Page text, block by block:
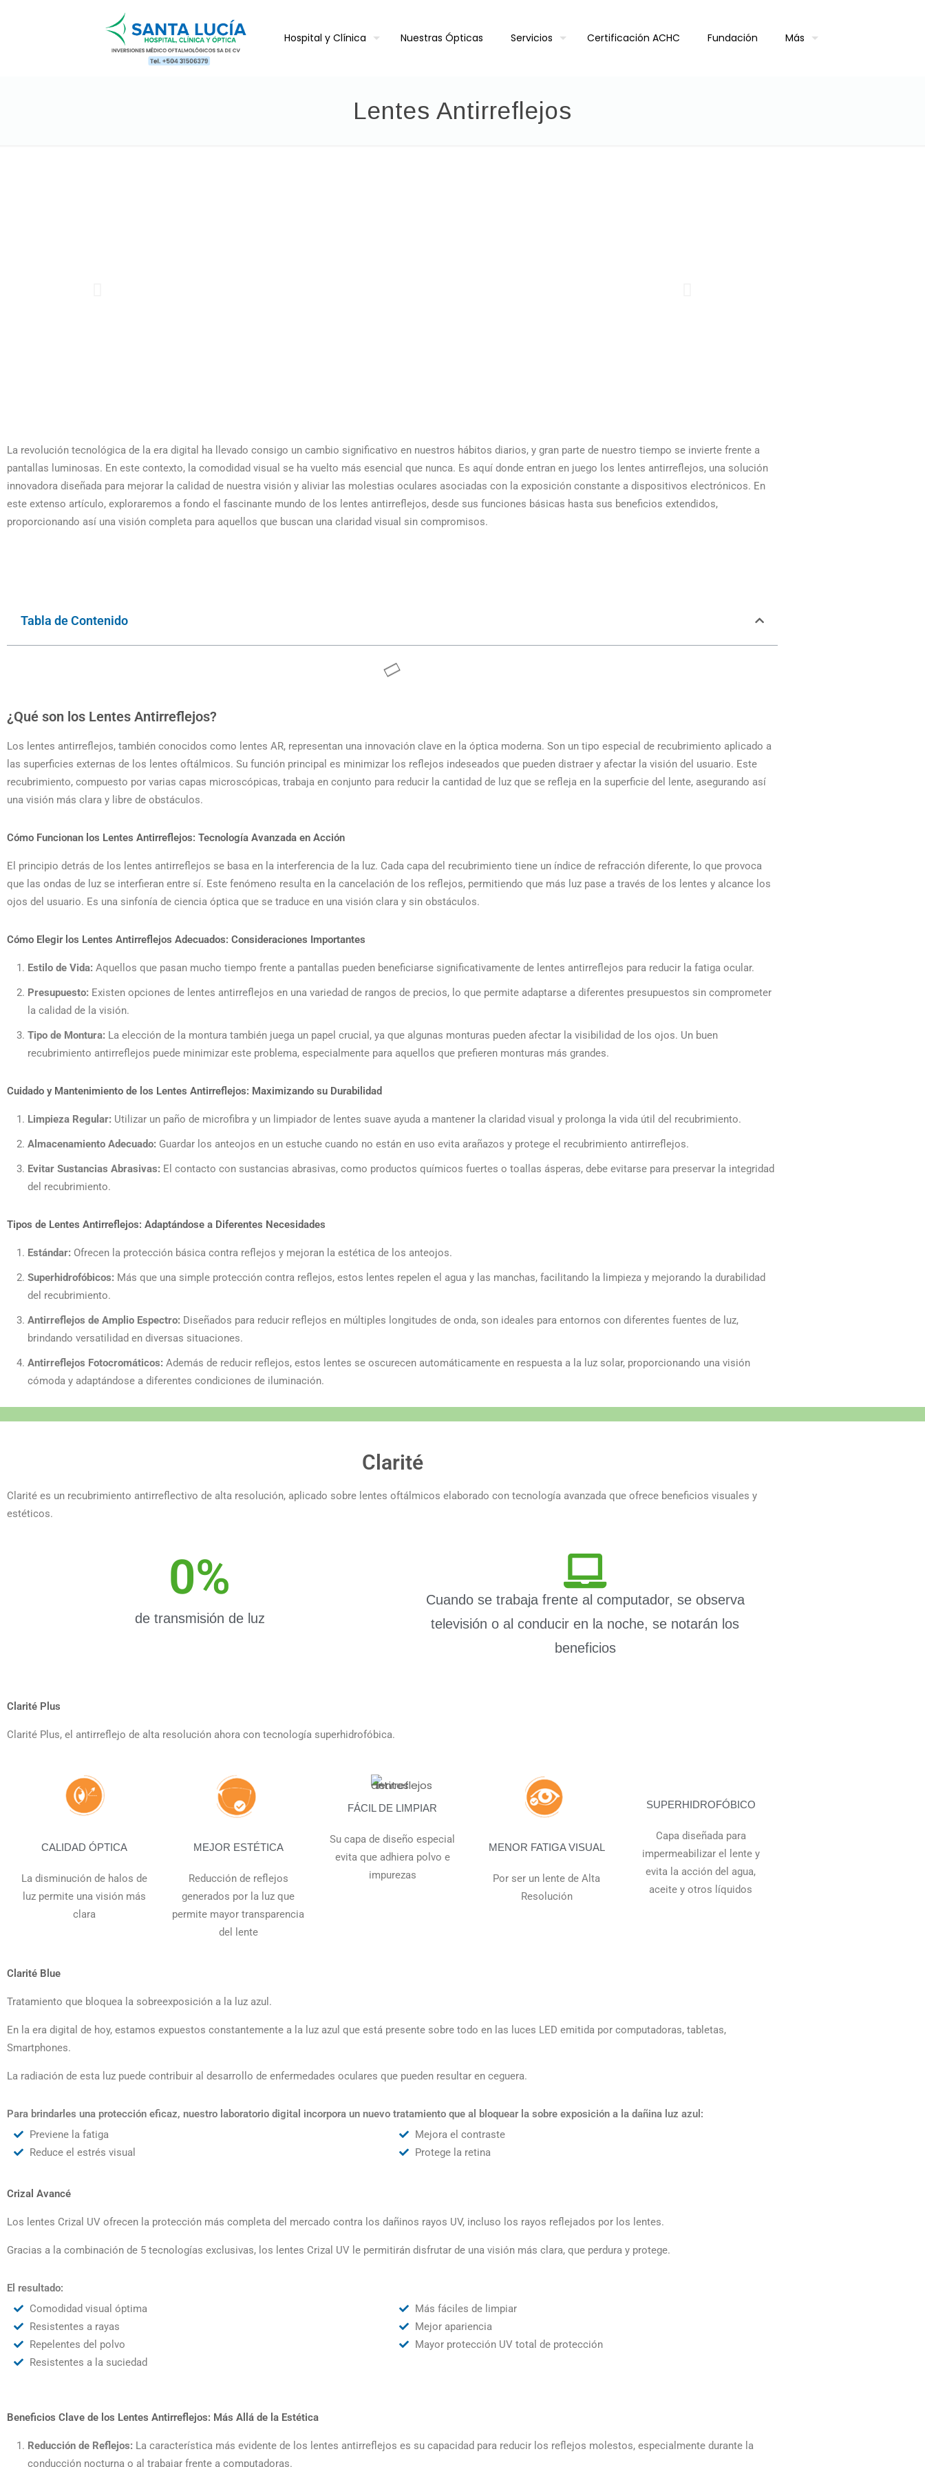
Hospital y Clínica Nuestras Ópticas Servicios Certificación ACHC Fundación Más
Lentes Antirreflejos
La revolución tecnológica de la era digital ha llevado consigo un cambio significativo en nuestros hábitos diarios, y gran parte de nuestro tiempo se invierte frente a
pantallas luminosas. En este contexto, la comodidad visual se ha vuelto más esencial que nunca. Es aquí donde entran en juego los lentes antirreflejos, una solución
innovadora diseñada para mejorar la calidad de nuestra visión y aliviar las molestias oculares asociadas con la exposición constante a dispositivos electrónicos. En
este extenso artículo, exploraremos a fondo el fascinante mundo de los lentes antirreflejos, desde sus funciones básicas hasta sus beneficios extendidos,
proporcionando así una visión completa para aquellos que buscan una claridad visual sin compromisos.
Tabla de Contenido
¿Qué son los Lentes Antirreflejos?
Los lentes antirreflejos, también conocidos como lentes AR, representan una innovación clave en la óptica moderna. Son un tipo especial de recubrimiento aplicado a
las superficies externas de los lentes oftálmicos. Su función principal es minimizar los reflejos indeseados que pueden distraer y afectar la visión del usuario. Este
recubrimiento, compuesto por varias capas microscópicas, trabaja en conjunto para reducir la cantidad de luz que se refleja en la superficie del lente, asegurando así
una visión más clara y libre de obstáculos.
Cómo Funcionan los Lentes Antirreflejos: Tecnología Avanzada en Acción
El principio detrás de los lentes antirreflejos se basa en la interferencia de la luz. Cada capa del recubrimiento tiene un índice de refracción diferente, lo que provoca
que las ondas de luz se interfieran entre sí. Este fenómeno resulta en la cancelación de los reflejos, permitiendo que más luz pase a través de los lentes y alcance los
ojos del usuario. Es una sinfonía de ciencia óptica que se traduce en una visión clara y sin obstáculos.
Cómo Elegir los Lentes Antirreflejos Adecuados: Consideraciones Importantes
Estilo de Vida: Aquellos que pasan mucho tiempo frente a pantallas pueden beneficiarse significativamente de lentes antirreflejos para reducir la fatiga ocular.
Presupuesto: Existen opciones de lentes antirreflejos en una variedad de rangos de precios, lo que permite adaptarse a diferentes presupuestos sin comprometer
la calidad de la visión.
Tipo de Montura: La elección de la montura también juega un papel crucial, ya que algunas monturas pueden afectar la visibilidad de los ojos. Un buen
recubrimiento antirreflejos puede minimizar este problema, especialmente para aquellos que prefieren monturas más grandes.
Cuidado y Mantenimiento de los Lentes Antirreflejos: Maximizando su Durabilidad
Limpieza Regular: Utilizar un paño de microfibra y un limpiador de lentes suave ayuda a mantener la claridad visual y prolonga la vida útil del recubrimiento.
Almacenamiento Adecuado: Guardar los anteojos en un estuche cuando no están en uso evita arañazos y protege el recubrimiento antirreflejos.
Evitar Sustancias Abrasivas: El contacto con sustancias abrasivas, como productos químicos fuertes o toallas ásperas, debe evitarse para preservar la integridad
del recubrimiento.
Tipos de Lentes Antirreflejos: Adaptándose a Diferentes Necesidades
Estándar: Ofrecen la protección básica contra reflejos y mejoran la estética de los anteojos.
Superhidrofóbicos: Más que una simple protección contra reflejos, estos lentes repelen el agua y las manchas, facilitando la limpieza y mejorando la durabilidad
del recubrimiento.
Antirreflejos de Amplio Espectro: Diseñados para reducir reflejos en múltiples longitudes de onda, son ideales para entornos con diferentes fuentes de luz,
brindando versatilidad en diversas situaciones.
Antirreflejos Fotocromáticos: Además de reducir reflejos, estos lentes se oscurecen automáticamente en respuesta a la luz solar, proporcionando una visión
cómoda y adaptándose a diferentes condiciones de iluminación.
Clarité
Clarité es un recubrimiento antirreflectivo de alta resolución, aplicado sobre lentes oftálmicos elaborado con tecnología avanzada que ofrece beneficios visuales y
estéticos.
de transmisión de luz
0%
Cuando se trabaja frente al computador, se observa
televisión o al conducir en la noche, se notarán los
beneficios
Clarité Plus
Clarité Plus, el antirreflejo de alta resolución ahora con tecnología superhidrofóbica.
CALIDAD ÓPTICA
La disminución de halos de
luz permite una visión más
clara
MEJOR ESTÉTICA
Reducción de reflejos
generados por la luz que
permite mayor transparencia
del lente
FÁCIL DE LIMPIAR
Su capa de diseño especial
evita que adhiera polvo e
impurezas
MENOR FATIGA VISUAL
Por ser un lente de Alta
Resolución
SUPERHIDROFÓBICO
Capa diseñada para
impermeabilizar el lente y
evita la acción del agua,
aceite y otros líquidos
Clarité Blue
Tratamiento que bloquea la sobreexposición a la luz azul.
En la era digital de hoy, estamos expuestos constantemente a la luz azul que está presente sobre todo en las luces LED emitida por computadoras, tabletas,
Smartphones.
La radiación de esta luz puede contribuir al desarrollo de enfermedades oculares que pueden resultar en ceguera.
Para brindarles una protección eficaz, nuestro laboratorio digital incorpora un nuevo tratamiento que al bloquear la sobre exposición a la dañina luz azul:
Previene la fatiga
Reduce el estrés visual
Mejora el contraste
Protege la retina
Crizal Avancé
Los lentes Crizal UV ofrecen la protección más completa del mercado contra los dañinos rayos UV, incluso los rayos reflejados por los lentes.
Gracias a la combinación de 5 tecnologías exclusivas, los lentes Crizal UV le permitirán disfrutar de una visión más clara, que perdura y protege.
El resultado:
Comodidad visual óptima
Resistentes a rayas
Repelentes del polvo
Resistentes a la suciedad
Más fáciles de limpiar
Mejor apariencia
Mayor protección UV total de protección
Beneficios Clave de los Lentes Antirreflejos: Más Allá de la Estética
Reducción de Reflejos: La característica más evidente de los lentes antirreflejos es su capacidad para reducir los reflejos molestos, especialmente durante la
conducción nocturna o al trabajar frente a computadoras.